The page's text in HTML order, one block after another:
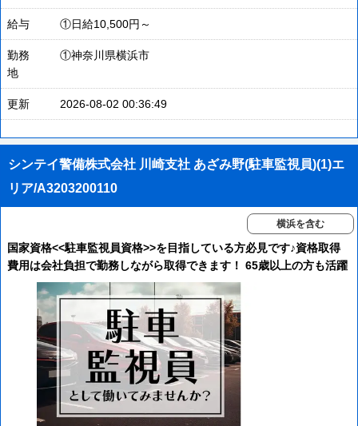
給与 ①日給10,500円～
勤務
地
①神奈川県横浜市
更新 2026-08-02 00:36:49
シンテイ警備株式会社 川崎支社 あざみ野(駐車監視員)(1)エ
リア/A3203200110
横浜を含む
国家資格<<駐車監視員資格>>を目指している方必見です♪資格取得
費用は会社負担で勤務しながら取得できます！ 65歳以上の方も活躍